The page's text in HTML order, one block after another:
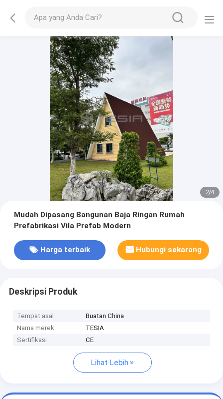
2/4
Mudah Dipasang Bangunan Baja Ringan Rumah
Prefabrikasi Vila Prefab Modern
Harga terbaik Hubungi sekarang
Deskripsi Produk
Tempat asal
Buatan China
Nama merek
TESIA
Sertifikasi
CE
Lihat Lebih